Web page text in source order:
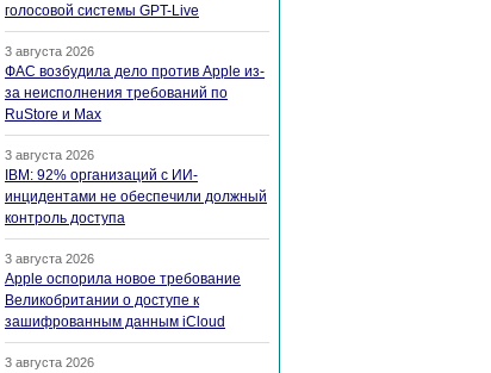
голосовой системы GPT-Live
3 августа 2026
ФАС возбудила дело против Apple из-
за неисполнения требований по
RuStore и Max
3 августа 2026
IBM: 92% организаций с ИИ-
инцидентами не обеспечили должный
контроль доступа
3 августа 2026
Apple оспорила новое требование
Великобритании о доступе к
зашифрованным данным iCloud
3 августа 2026